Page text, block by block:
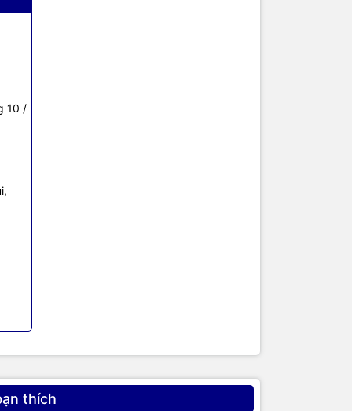
10 /
thích
năng